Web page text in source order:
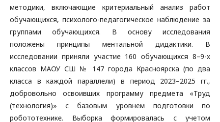
методики, включающие критериальный анализ работ
обучающихся, психолого-педагогическое наблюдение за
группами обучающихся. В основу исследования
положены принципы ментальной дидактики. В
исследовании приняли участие 160 обучающихся 8–9-х
классов МАОУ СШ № 147 города Красноярска (по два
класса в каждой параллели) в период 2023–2025 гг.,
добровольно освоивших программу предмета «Труд
(технология)» с базовым уровнем подготовки по
робототехнике. Выборка формировалась с учетом